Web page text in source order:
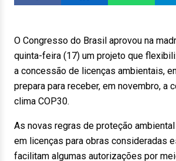
O Congresso do Brasil aprovou na
quinta-feira (17) um projeto que
a concessão de licenças ambientais,
prepara para receber, em novembro, a
clima COP30.
As novas regras de proteção
em licenças para obras consideradas
facilitam algumas autorizações por